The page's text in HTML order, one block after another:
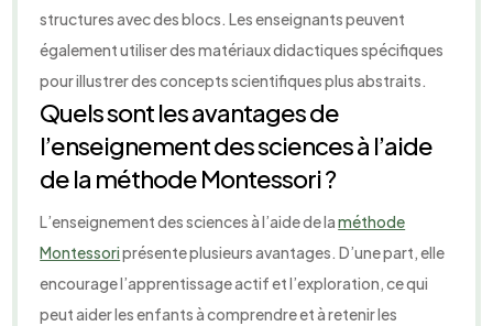
structures avec des blocs. Les enseignants peuvent
également utiliser des matériaux didactiques spécifiques
pour illustrer des concepts scientifiques plus abstraits.
Quels sont les avantages de
l’enseignement des sciences à l’aide
de la méthode Montessori ?
L’enseignement des sciences à l’aide de laméthode
Montessoriprésente plusieurs avantages. D’une part, elle
encourage l’apprentissage actif et l’exploration, ce qui
peut aider les enfants à comprendre et à retenir les